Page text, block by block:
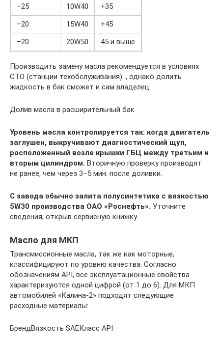
–25
10W40
+35
–20
15W40
+45
–20
20W50 45 и выше
Производить замену масла рекомендуется в условиях
СТО (станции техобслуживания). , однако долить
жидкость в бак сможет и сам владелец.
Долив масла в расширительный бак
Уровень масла контролируется так: когда двигатель
заглушен, выкручивают диагностический щуп,
расположенный возле крышки ГБЦ между третьим и
вторым цилиндром. Вторичную проверку производят
не ранее, чем через 3–5 мин. после доливки.
С завода обычно залита полусинтетика с вязкостью
5W30 производства ОАО «Роснефть». Уточните
сведения, открыв сервисную книжку.
Масло для МКП
Трансмиссионные масла, так же как моторные,
классифицируют по уровню качества. Согласно
обозначениям API, все эксплуатационные свойства
характеризуются одной цифрой (от 1 до 6). Для МКП
автомобилей «Калина-2» подходят следующие
расходные материалы:
БрендВязкость SAEКласс API